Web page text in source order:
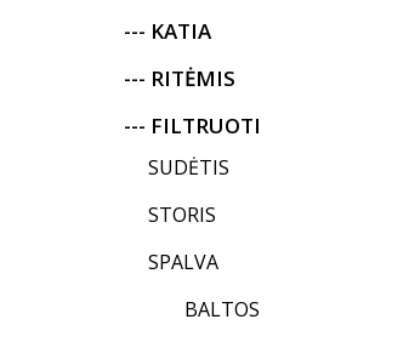
--- KATIA
--- RITĖMIS
--- FILTRUOTI
SUDĖTIS
STORIS
SPALVA
BALTOS